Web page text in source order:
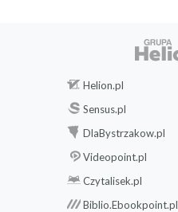
Helion.pl
Sensus.pl
DlaBystrzakow.pl
Videopoint.pl
Czytalisek.pl
Biblio.Ebookpoint.pl